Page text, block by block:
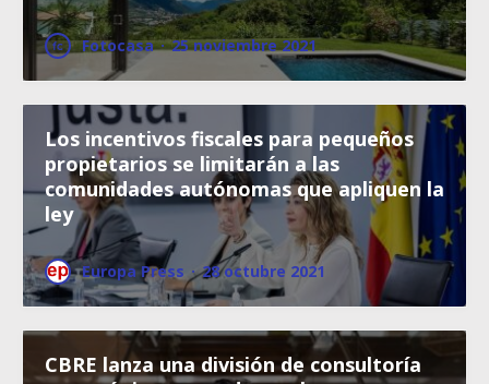
Fotocasa · 25 noviembre 2021
Los incentivos fiscales para pequeños
propietarios se limitarán a las
comunidades autónomas que apliquen la
ley
Europa Press · 28 octubre 2021
CBRE lanza una división de consultoría